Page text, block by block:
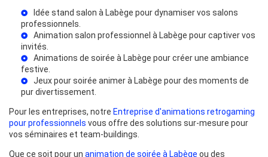
Idée stand salon à Labège pour dynamiser vos salons
professionnels.
Animation salon professionnel à Labège pour captiver vos
invités.
Animations de soirée à Labège pour créer une ambiance
festive.
Jeux pour soirée animer à Labège pour des moments de
pur divertissement.
Pour les entreprises, notre Entreprise d'animations retrogaming
pour professionnels vous offre des solutions sur-mesure pour
vos séminaires et team-buildings.
Que ce soit pour un animation de soirée à Labège ou des